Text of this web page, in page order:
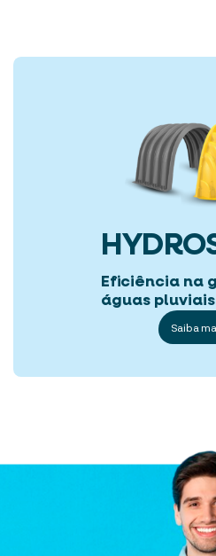
Eficiência na
águas pluviais
Saiba